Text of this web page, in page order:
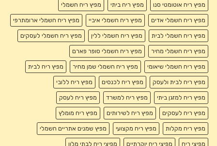
מפיץ ריח אוטומטי סנו מפיץ ריח ביתי מפיץ ריח חשמלי
מפיץ ריח חשמלי אדים מפיץ ריח חשמלי איביי מפיץ ריח חשמלי ארומתרפי
מפיץ ריח חשמלי לבית מפיץ ריח חשמלי ללין מפיץ ריח חשמלי לעסקים
מפיץ ריח חשמלי מחיר מפיץ ריח חשמלי סופר פארם
מפיץ ריח חשמלי שיאומי מפיץ ריח חשמלי שמן מחיר מפיץ ריח לבית
מפיץ ריח לבית ולעסק מפיץ ריח לכנסים מפיץ ריח ללובי
מפיץ ריח למזגן ביתי מפיץ ריח למשרד מפיץ ריח לעסק
מפיץ ריח לעסקים מפיץ ריח לשירותים מפיץ ריח מומלץ
מפיץ ריח מקלות מפיץ ריח מקצועי מפיץ שמנים אתריים חשמלי
מפיצי ריח מפיצי ריח יוקרתיים מפיצי ריח לבתי מלון